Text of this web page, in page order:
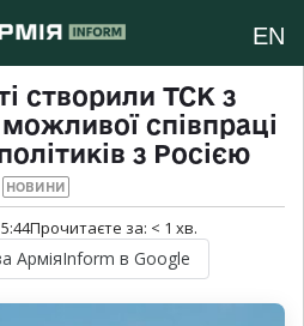
EN
створили ТСК з
співпраці
з Росією
НОВИНИ
Прочитаєте за: < 1 хв.
АрміяInform в Google